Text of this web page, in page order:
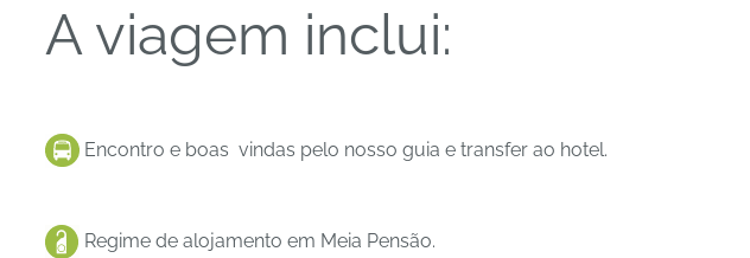
A viagem inclui:
Encontro e boas vindas pelo nosso guia e transfer ao hotel.
Regime de alojamento em Meia Pensão.